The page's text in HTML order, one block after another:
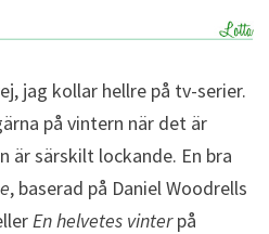
jag kollar hellre på tv-serier.
på vintern när det är
är särskilt lockande. En bra
, baserad på Daniel Woodrells
En helvetes vinterpå